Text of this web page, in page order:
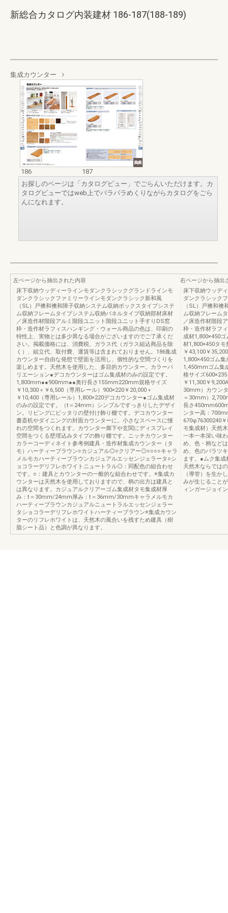
新総合カタログ内装建材 186-187(188-189)
集成カウンター
186
187
お探しのページは「カタログビュー」でごらんいただけます。カ
タログビューではweb上でパラパラめくりながらカタログをごら
んになれます。
左ページから抽出された内容
床下収納ウッディーラインモダンクラシックグランドラインモ
ダンクラシックファミリーラインモダンクラシック新和風
（SL）戸襖和襖和障子収納システム収納ボックスタイプシステ
ム収納フレームタイプシステム収納パネルタイプ収納部材床材
／床造作材階段アルミ階段ユニット階段ユニット手すりDS窓
枠・造作材ラフィスハンギング・ウォール商品の色は、印刷の
特性上、実物とは多少異なる場合がございますのでご了承くだ
さい。掲載価格には、消費税、ガラス代（ガラス組込商品を除
く）、組立代、取付費、運賃等は含まれておりません。186集成
カウンター自由な発想で壁面を活用し、個性的な空間づくりを
楽しめます。天然木を使用した、多目的カウンター。カラーバ
リエーション●デコカウンターはゴム集成材のみの設定です。
1,800mm●●900mm●●奥行長さ155mm220mm規格サイズ
￥10,300＋￥6,500（専用レール）900×220￥20,000＋
￥10,400（専用レール）1,800×220デコカウンター●ゴム集成材
のみの設定です。（t＝24mm）シンプルですっきりしたデザイ
ン。リビングにピッタリの壁付け飾り棚です。デコカウンター
書斎机やダイニングの対面カウンターに。小さなスペースに憧
れの空間をつくれます。カウンター廊下や玄関にディスプレイ
空間をつくる壁埋込みタイプの飾り棚です。ニッチカウンター
カラーコーディネイト参考例建具・造作材集成カウンター（タ
モ）ハーティーブラウン○カジュアル◎○クリアー◎○○○○キャラ
メルモカハーティーブラウンカジュアルエッセンジェラータ○シ
ョコラーデリフレホワイトニュートラル◎：同配色の組合わせ
です。○：建具とカウンターの一般的な組合わせです。※集成カ
ウンターは天然木を使用しておりますので、柄の出方は建具と
は異なります。カジュアルクリアーゴム集成材タモ集成材厚
み：t＝30mm/24mm厚み：t＝36mm/30mmキャラメルモカ
ハーティーブラウンカジュアルニュートラルエッセンジェラー
タショコラーデリフレホワイトハーティーブラウン※集成カウン
ターのリフレホワイトは、天然木の風合いを残すため建具（樹
脂シート品）と色調が異なります。
右ページから抽出
床下収納ウッデ
ダンクラシック
（SL）戸襖和襖
ム収納フレーム
／床造作材階段
枠・造作材ラフ
成材1,800×450
材1,800×450タモ
￥43,100￥
1,800×450ゴム
1,450mmゴム集
格サイズ
￥11,300￥
30mm）カウン
＝30mm）
長さ
ンター高：
670φ76300240
モ集成材）天然
一本一本深い味
め、色・柄など
め、色のバラツ
ます。●ムク集
天然木ならでは
（導管）を生か
みが生じること
ィンガージョイ